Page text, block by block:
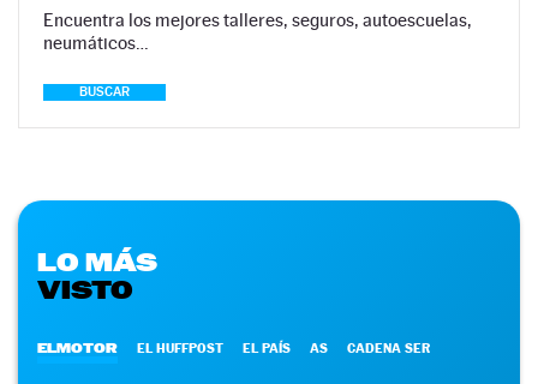
Encuentra los mejores talleres, seguros, autoescuelas,
neumáticos…
BUSCAR
LO MÁS
VISTO
ELMOTOR EL HUFFPOST EL PAÍS AS CADENA SER